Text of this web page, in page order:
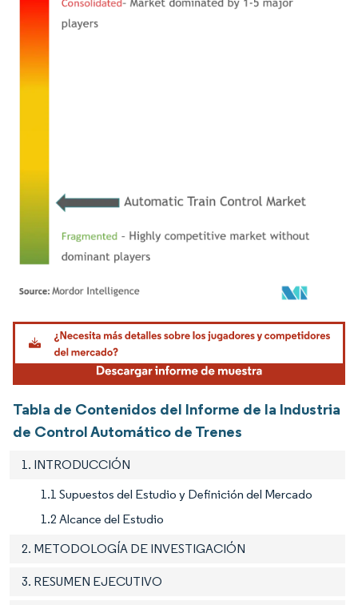
Imagen © Mordor Intelligence. El uso requiere atribución según CC BY 4.0.
Tabla de Contenidos del Informe de la Industria
de Control Automático de Trenes
1. INTRODUCCIÓN
1.1 Supuestos del Estudio y Definición del Mercado
1.2 Alcance del Estudio
2. METODOLOGÍA DE INVESTIGACIÓN
3. RESUMEN EJECUTIVO